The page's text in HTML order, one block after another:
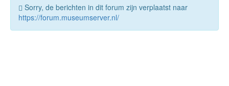
Sorry, de berichten in dit forum zijn verplaatst naar
https://forum.museumserver.nl/